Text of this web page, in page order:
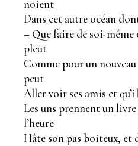
noient
Dans cet autre océan
– Que faire de soi-
pleut
Comme pour un nouveau
peut
Aller voir ses amis et
Les uns prennent un
l’heure
Hâte son pas boiteux, et